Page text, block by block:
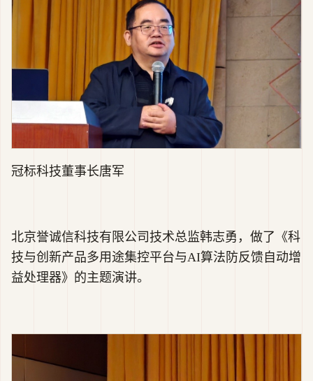
冠标科技董事长唐军
北京誉诚信科技有限公司技术总监韩志勇，做了《科
技与创新产品多用途集控平台与AI算法防反馈自动增
益处理器》的主题演讲。